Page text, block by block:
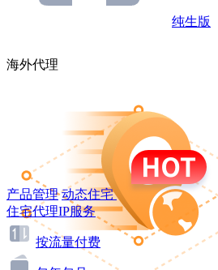
纯生版
海外代理
产品管理 动态住宅
住宅代理IP服务
按流量付费